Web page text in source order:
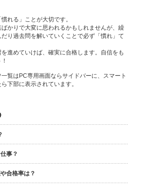
れる」ことが大切です。
かりで大変に思われるかもしれませんが、繰
り過去問を解いていくことで必ず「慣れ」て
進めていけば、確実に合格します。自信をも
覧はPC専用画面ならサイドバーに、スマート
下部に表示されています。
事？
合格率は？